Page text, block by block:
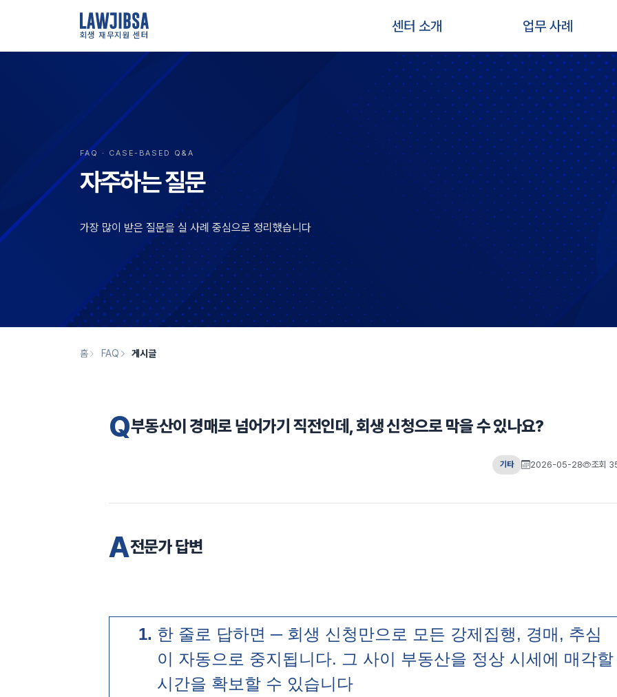
회생 재무지원 센터
센터 소개 업무 사례
FAQ · CASE-BASED Q&A
자주하는 질문
가장 많이 받은 질문을 실 사례 중심으로 정리했습니다
홈 FAQ 게시글
Q부동산이 경매로 넘어가기 직전인데, 회생 신청으로 막을 수 있나요?
기타 2026-05-28 조회
A전문가 답변
한 줄로 답하면 ─ 회생 신청만으로 모든 강제집행, 경매, 추심
이 자동으로 중지됩니다. 그 사이 부동산을 정상 시세에 매각할
시간을 확보할 수 있습니다